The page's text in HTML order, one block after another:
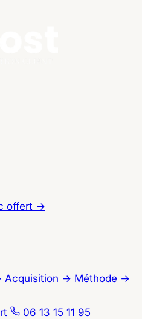
offert →
Acquisition → Méthode →
06 13 15 11 95